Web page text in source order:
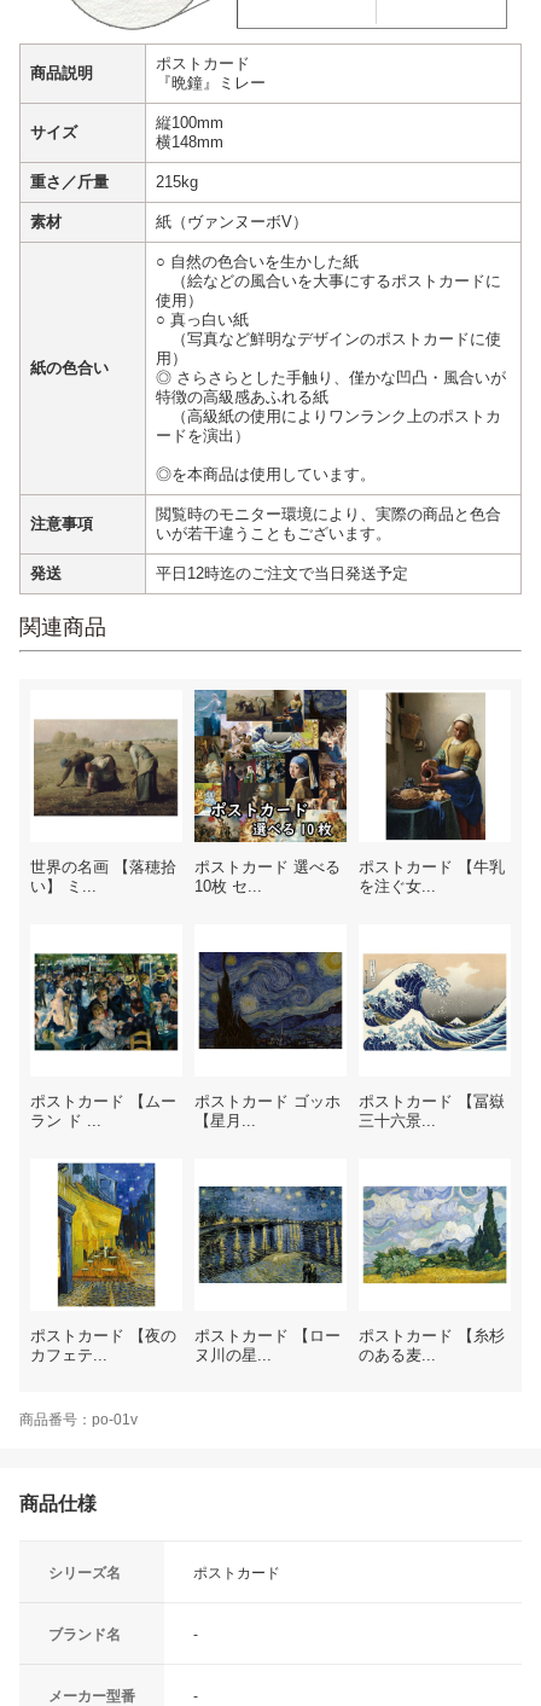
商品説明
ポストカード
『晩鐘』ミレー
サイズ
縦100mm
横148mm
重さ／斤量 215kg
素材 紙（ヴァンヌーボV）
紙の色合い
○ 自然の色合いを生かした紙
（絵などの風合いを大事にするポストカードに
使用）
○ 真っ白い紙
（写真など鮮明なデザインのポストカードに使
用）
◎ さらさらとした手触り、僅かな凹凸・風合いが
特徴の高級感あふれる紙
（高級紙の使用によりワンランク上のポストカ
ードを演出）
◎を本商品は使用しています。
注意事項
閲覧時のモニター環境により、実際の商品と色合
いが若干違うこともございます。
発送 平日12時迄のご注文で当日発送予定
関連商品
世界の名画 【落穂拾
い】 ミ...
ポストカード 選べる
10枚 セ...
ポストカード 【牛乳
を注ぐ女...
ポストカード 【ムー
ラン ド ...
ポストカード ゴッホ
【星月...
ポストカード 【冨嶽
三十六景...
ポストカード 【夜の
カフェテ...
ポストカード 【ロー
ヌ川の星...
ポストカード 【糸杉
のある麦...
商品番号：po-01v
商品仕様
シリーズ名 ポストカード
ブランド名 -
メーカー型番 -